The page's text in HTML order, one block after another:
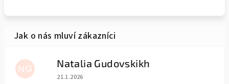
NG Natalia Gudovskikh
Hodnocení obchodu je 5 z 5 hvězdiček.
21.1.2026